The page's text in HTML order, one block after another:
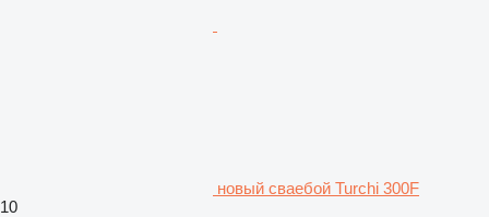
новый сваебой Turchi 300F
10